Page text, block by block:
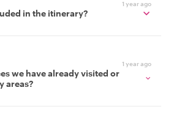
1 year ago
in the itinerary?
1 year ago
we have already visited or
areas?